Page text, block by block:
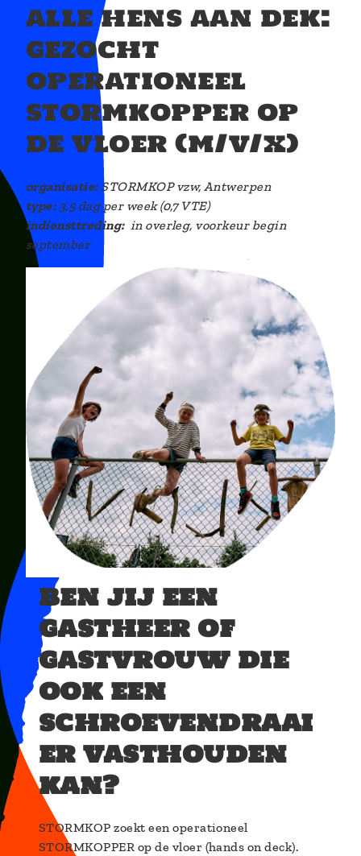
alle hens aan dek:
gezocht
operationeel
stormkopper op
de vloer (m/v/x)
organisatie: STORMKOP vzw, Antwerpen
type:3,5 dag per week (0,7 VTE)
indiensttreding: in overleg, voorkeur begin
september
ben jij een
gastheer of
gastvrouw die
ook een
schroevendraai
er vasthouden
kan?
STORMKOP zoekt een operationeel
STORMKOPPER op de vloer (hands on deck).